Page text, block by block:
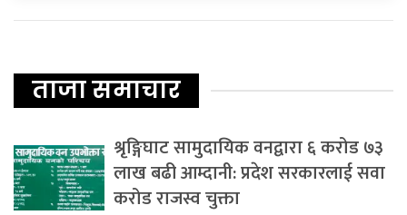
ताजा समाचार
श्रृङ्गिघाट सामुदायिक वनद्वारा ६ करोड ७३
लाख बढी आम्दानी: प्रदेश सरकारलाई सवा
करोड राजस्व चुक्ता